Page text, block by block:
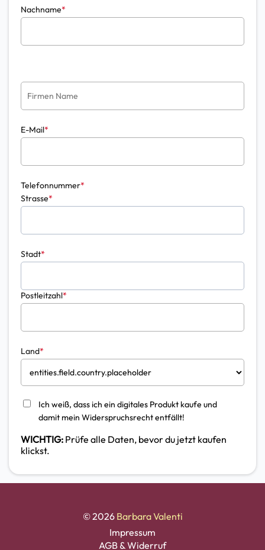
Nachname*
E-Mail*
Telefonnummer*
Strasse*
Stadt*
Postleitzahl*
Land*
Ich weiß, dass ich ein digitales Produkt kaufe und
damit mein Widerspruchsrecht entfällt!
WICHTIG: Prüfe alle Daten, bevor du jetzt kaufen
klickst.
© 2026 Barbara Valenti
Impressum
AGB & Widerruf